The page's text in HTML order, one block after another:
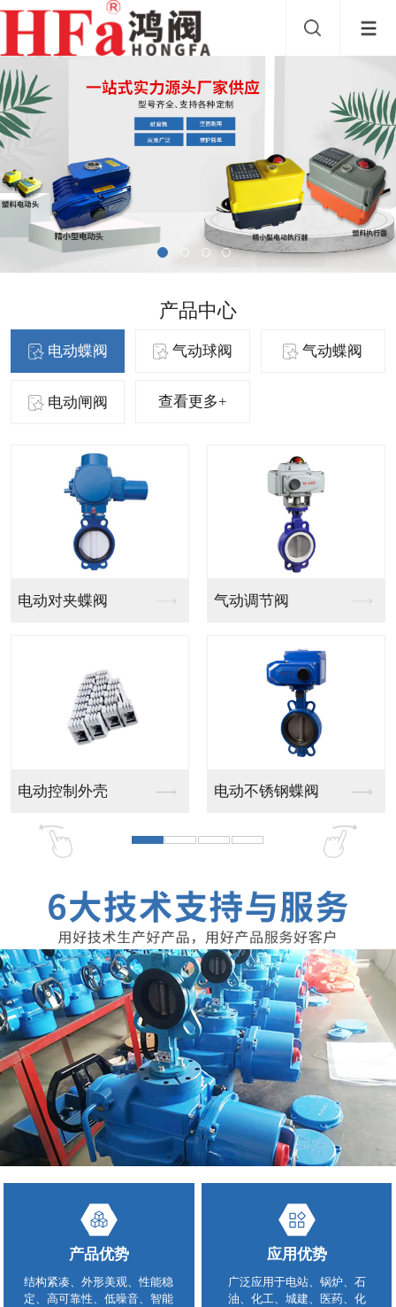
产品中心
电动蝶阀 气动球阀 气动蝶阀
电动闸阀 查看更多+
气动法兰球阀 气动PVC球阀
气动PPH球阀
产品优势
结构紧凑、外形美观、性能稳
定、高可靠性、低噪音、智能
应用优势
广泛应用于电站、锅炉、石
油、化工、城建、医药、化